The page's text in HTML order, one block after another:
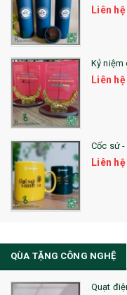
24. QÙA TẶNG PHA LÊ
25. QUÀ TẶNG GLASSLOCK
26. QUÀ TẶNG LUMINARC
28. BỘ ĐỒ ĂN CAO CẤP
29. MÓC KHOÁ
31. TÚI VẢI KHÔNG DỆT
32. TÚI VẢI BỐ
33. MŨ LƯỠI TRAI
36. QUẠT NHỰA QUẢNG
QUÀ TẶNG KHUYẾN MẠI
Liên hệ
Kỷ niệm
Liên hệ
Cốc sứ
Liên hệ
QÙA TẶNG CÔNG NGHỆ
Quạt